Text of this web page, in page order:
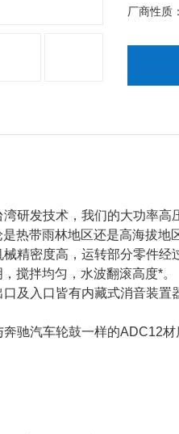
厂商性质
研发技术，我们的大功率
热带雨林地区还是高海拔地
精密度高，运转部分零件
搅拌均匀，水波翻滚高度*。
及入口皆有内藏式消音装
驰汽车轮鼓一样的ADC12